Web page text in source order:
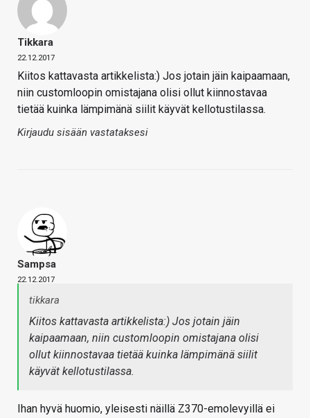
Tikkara
22.12.2017
Kiitos kattavasta artikkelista:) Jos jotain jäin kaipaamaan,
niin customloopin omistajana olisi ollut kiinnostavaa
tietää kuinka lämpimänä siilit käyvät kellotustilassa.
Kirjaudu sisään vastataksesi
Sampsa
22.12.2017
tikkara
Kiitos kattavasta artikkelista:) Jos jotain jäin
kaipaamaan, niin customloopin omistajana olisi
ollut kiinnostavaa tietää kuinka lämpimänä siilit
käyvät kellotustilassa.
Ihan hyvä huomio, yleisesti näillä Z370-emolevyillä ei